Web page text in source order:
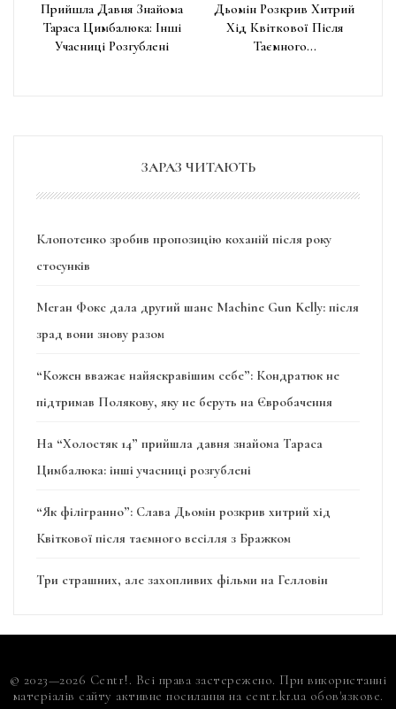
Прийшла Давня Знайома
Тараса Цимбалюка: Інші
Учасниці Розгублені
Дьомін Розкрив Хитрий
Хід Квіткової Після
Таємного…
ЗАРАЗ ЧИТАЮТЬ
Клопотенко зробив пропозицію коханій після року
стосунків
Меган Фокс дала другий шанс Machine Gun Kelly: після
зрад вони знову разом
“Кожен вважає найяскравішим себе”: Кондратюк не
підтримав Полякову, яку не беруть на Євробачення
На “Холостяк 14” прийшла давня знайома Тараса
Цимбалюка: інші учасниці розгублені
“Як філігранно”: Слава Дьомін розкрив хитрий хід
Квіткової після таємного весілля з Бражком
Три страшних, але захопливих фільми на Гелловін
© 2023—2026 Centr!. Всі права застережено. При використанні
матеріалів сайту активне посилання на centr.kr.ua обов'язкове.